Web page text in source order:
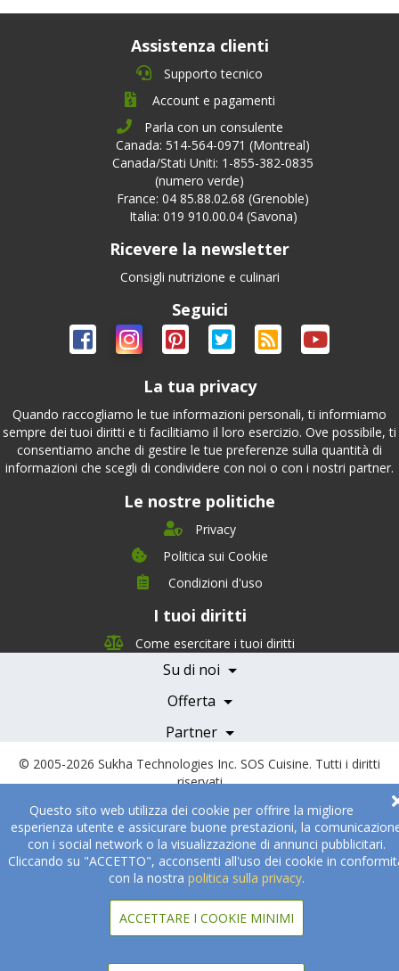
Questo sito web utilizza dei cookie per offrire la migliore
esperienza utente e assicurare buone prestazioni, la
con i social network o la visualizzazione di annunci pubblicitari.
Cliccando su "ACCETTO", acconsenti all'uso dei cookie in
con la nostra politica sulla privacy.
ACCETTARE I COOKIE MINIMI
Assistenza clienti
Supporto tecnico
Account e pagamenti
Parla con un consulente
Canada: 514-564-0971 (Montreal)
Canada/Stati Uniti: 1-855-382-0835
(numero verde)
France: 04 85.88.02.68 (Grenoble)
Italia: 019 910.00.04 (Savona)
Ricevere la newsletter
Consigli nutrizione e culinari
Seguici
La tua privacy
Quando raccogliamo le tue informazioni personali, ti informiamo
sempre dei tuoi diritti e ti facilitiamo il loro esercizio. Ove possibile, ti
consentiamo anche di gestire le tue preferenze sulla quantità di
informazioni che scegli di condividere con noi o con i nostri partner.
Le nostre politiche
Privacy
Politica sui Cookie
Condizioni d'uso
I tuoi diritti
Come esercitare i tuoi diritti
Su di noi
Chi siamo
Management Team
Team Nutrizione
Offerta
Testimonials
Servizi e Tariffe
Partner
Medici e Professionisti
Becoming a Partner
© 2005-2026 Sukha Technologies Inc. SOS Cuisine. Tutti i diritti
riservati